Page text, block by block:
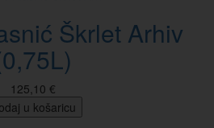
Škrlet Arhiv
125,10 €
u košaricu